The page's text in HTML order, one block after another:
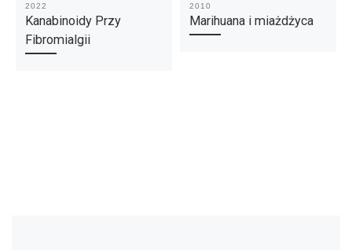
2022
Kanabinoidy Przy
Fibromialgii
2010
Marihuana i miażdżyca